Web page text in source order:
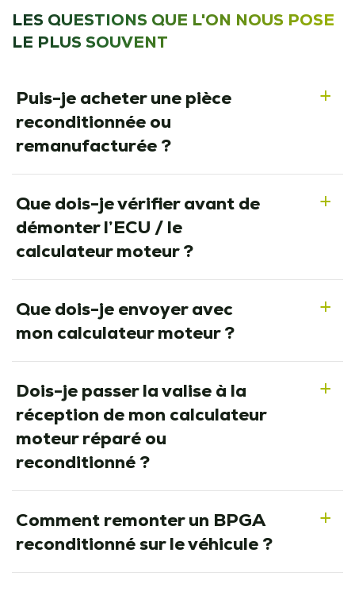
LES QUESTIONS QUE L'ON NOUS POSE
LE PLUS SOUVENT
a
Puis-je acheter une pièce
reconditionnée ou
remanufacturée ?
a
Que dois-je vérifier avant de
démonter l’ECU / le
calculateur moteur ?
a
Que dois-je envoyer avec
mon calculateur moteur ?
a
Dois-je passer la valise à la
réception de mon calculateur
moteur réparé ou
reconditionné ?
a
Comment remonter un BPGA
reconditionné sur le véhicule ?